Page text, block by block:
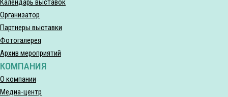
Календарь выставок
Организатор
Партнеры выставки
Фотогалерея
Архив мероприятий
КОМПАНИЯ
О компании
Медиа-центр